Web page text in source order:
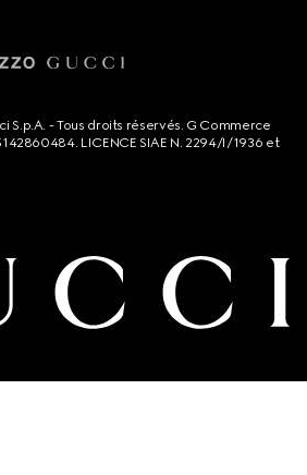
S.p.A. - Tous droits réservés. G Commerce
LICENCE SIAE N. 2294/I/1936 et